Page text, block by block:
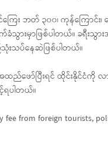
ြေး ဘတ် ၃၀၀၊ ကုန်ကြောင်
ခံသွားမှာဖြစ်ပါတယ်။ ခရီ
သပ်နေဆဲဖြစ်ပါတယ်။
ည်ဖော်ပြီးရင် ထိုင်းနိုင်ငံကို လ
ရပါတယ်။
fee from foreign tourists,